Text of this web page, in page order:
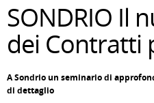
SONDRIO Il
dei Contratti
A Sondrio un seminario di
di dettaglio